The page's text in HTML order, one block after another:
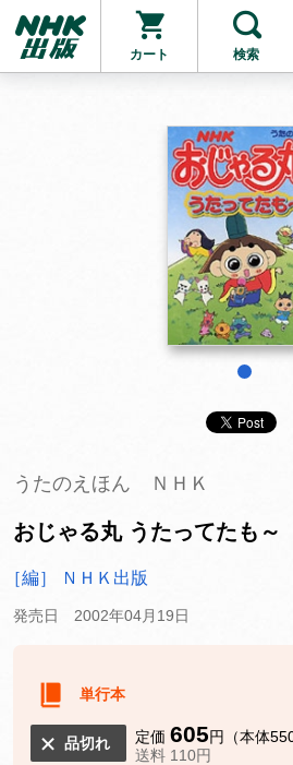
カート 検索
お支払いに
他にも商品を
うたのえほん ＮＨＫ
おじゃる丸 うたってたも～
［編］ ＮＨＫ出版
発売日 2002年04月19日
単行本
品切れ 定価 605円（本体
送料 110円